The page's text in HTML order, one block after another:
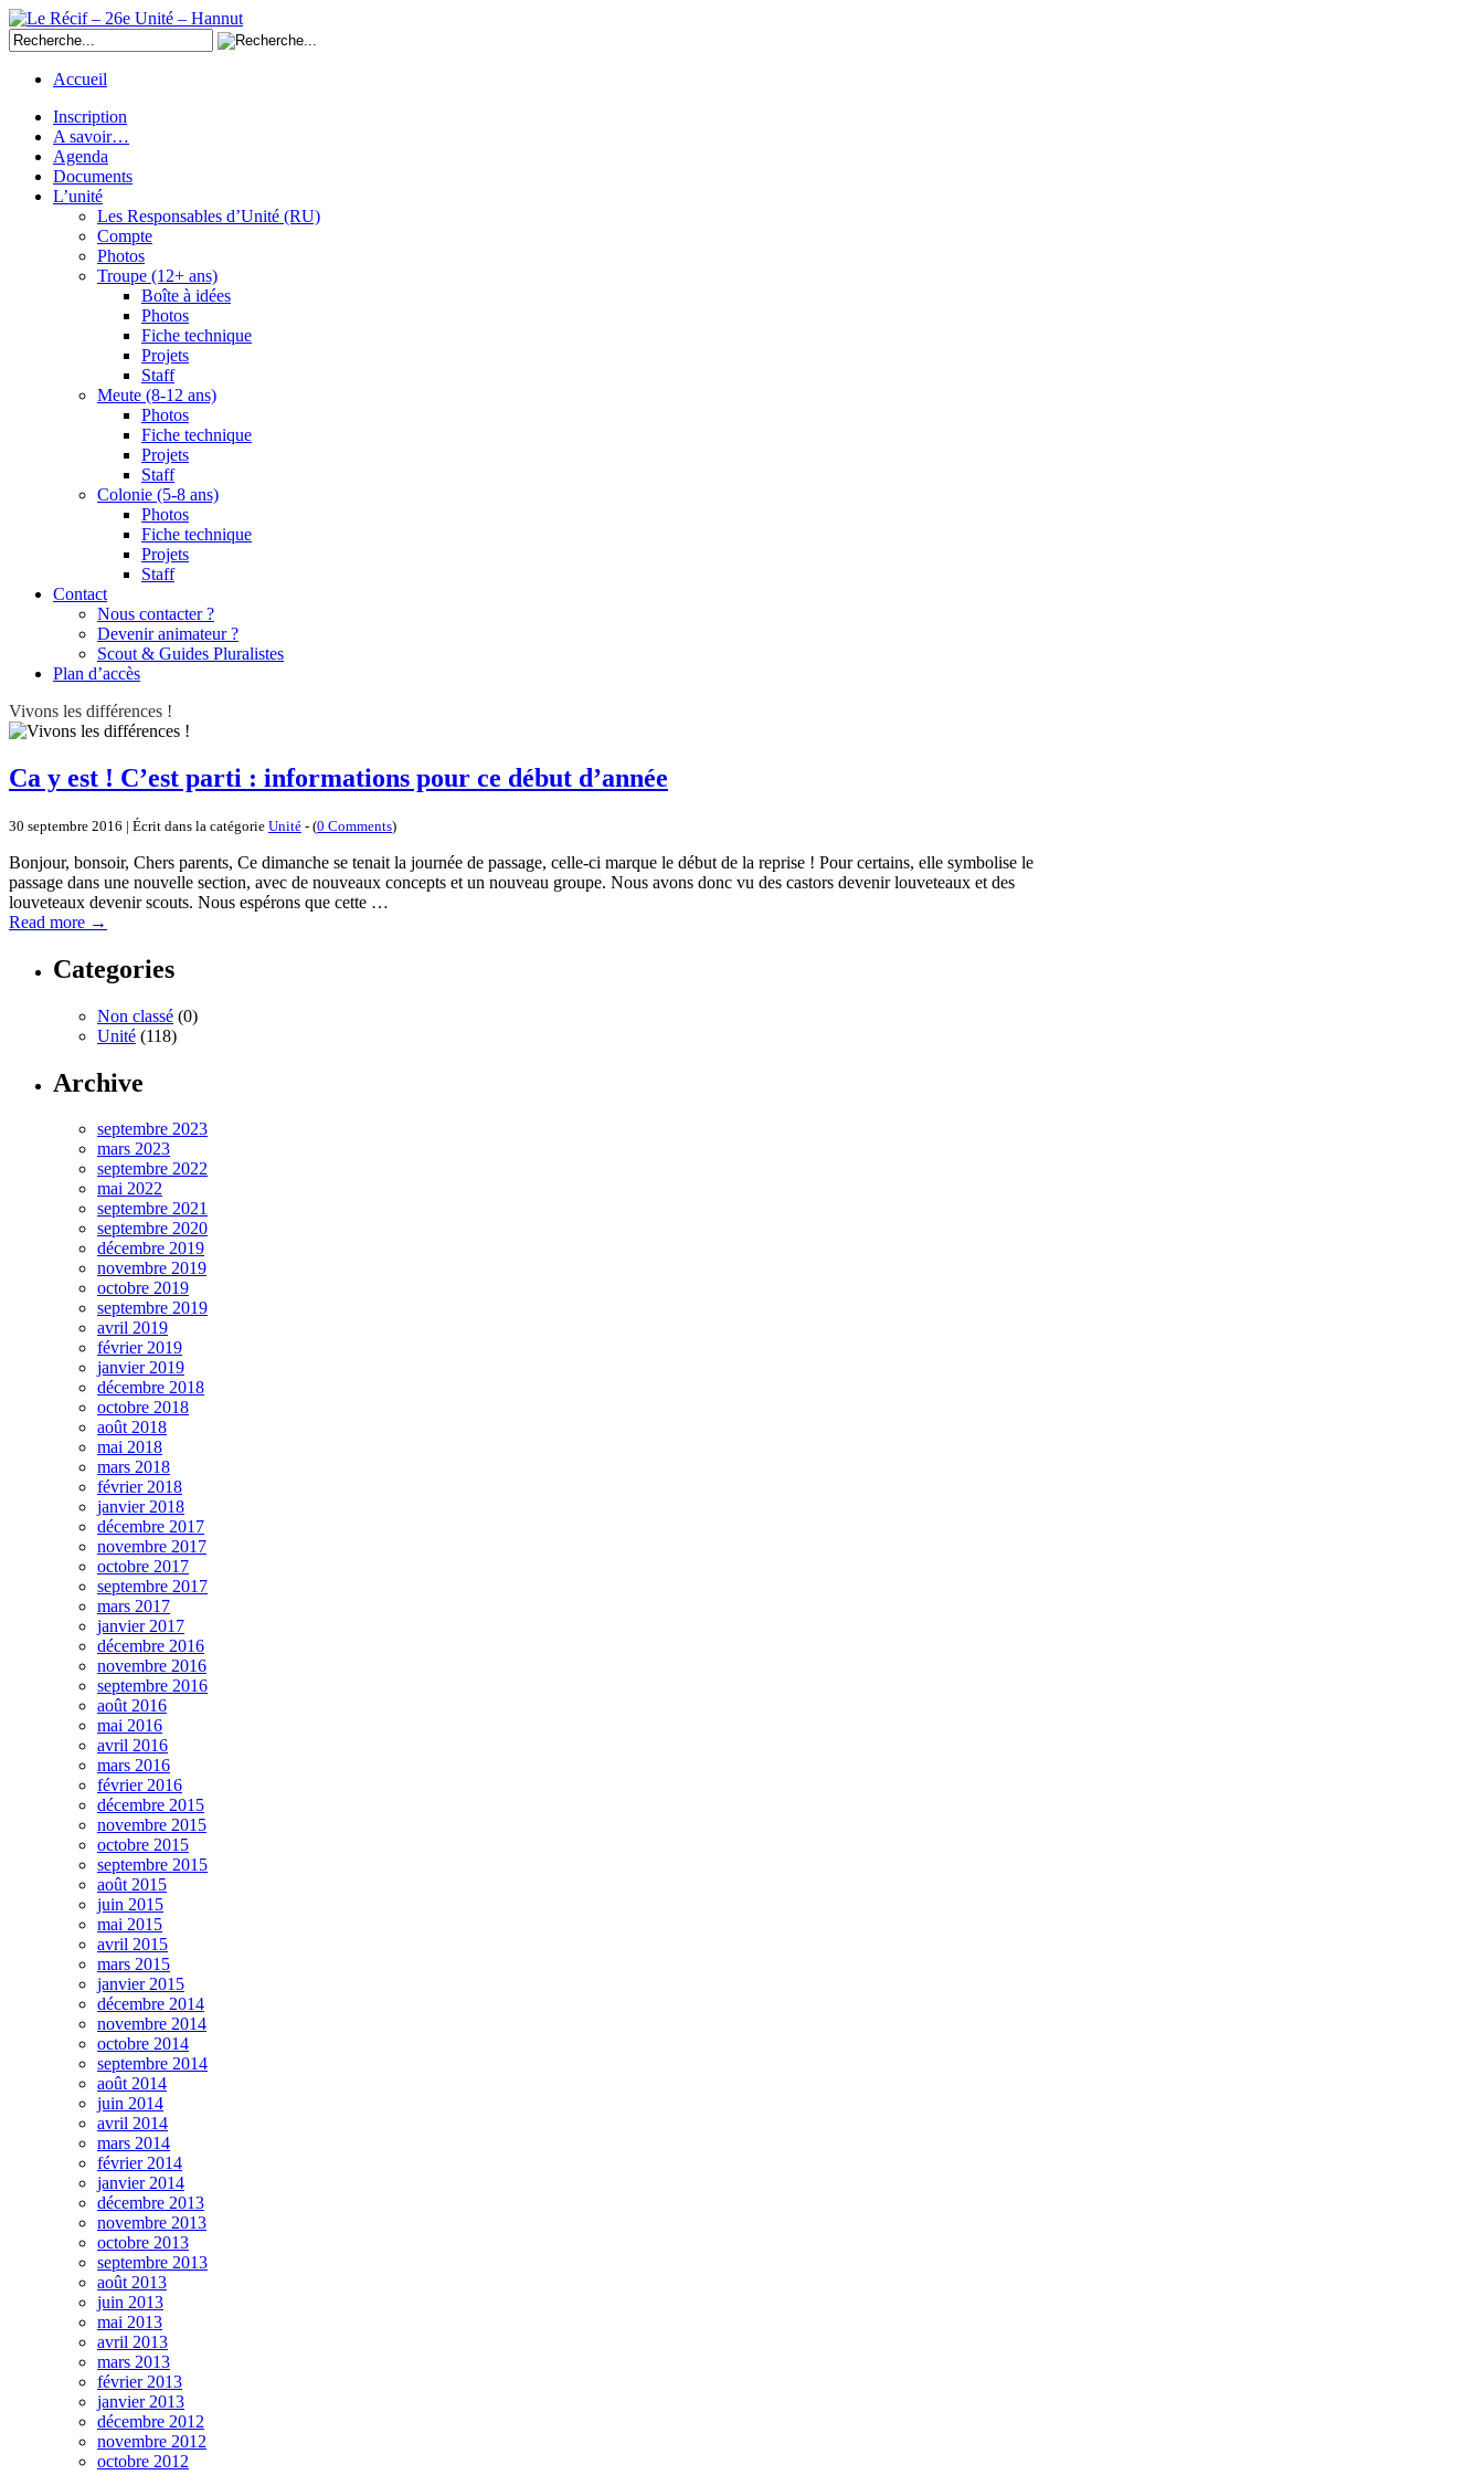
Accueil
Inscription
A savoir…
Agenda
Documents
L’unité
Les Responsables d’Unité (RU)
Compte
Photos
Troupe (12+ ans)
Boîte à idées
Photos
Fiche technique
Projets
Staff
Meute (8-12 ans)
Photos
Fiche technique
Projets
Staff
Colonie (5-8 ans)
Photos
Fiche technique
Projets
Staff
Contact
Nous contacter ?
Devenir animateur ?
Scout & Guides Pluralistes
Plan d’accès
Vivons les différences !
Ca y est ! C’est parti : informations pour ce début d’année
30 septembre 2016 | Écrit dans la catégorie Unité - (0 Comments)
Bonjour, bonsoir, Chers parents, Ce dimanche se tenait la journée de passage, celle-ci marque le début de la reprise ! Pour certains, elle symbolise le
passage dans une nouvelle section, avec de nouveaux concepts et un nouveau groupe. Nous avons donc vu des castors devenir louveteaux et des
louveteaux devenir scouts. Nous espérons que cette …
Read more →
Categories
Non classé (0)
Unité (118)
Archive
septembre 2023
mars 2023
septembre 2022
mai 2022
septembre 2021
septembre 2020
décembre 2019
novembre 2019
octobre 2019
septembre 2019
avril 2019
février 2019
janvier 2019
décembre 2018
octobre 2018
août 2018
mai 2018
mars 2018
février 2018
janvier 2018
décembre 2017
novembre 2017
octobre 2017
septembre 2017
mars 2017
janvier 2017
décembre 2016
novembre 2016
septembre 2016
août 2016
mai 2016
avril 2016
mars 2016
février 2016
décembre 2015
novembre 2015
octobre 2015
septembre 2015
août 2015
juin 2015
mai 2015
avril 2015
mars 2015
janvier 2015
décembre 2014
novembre 2014
octobre 2014
septembre 2014
août 2014
juin 2014
avril 2014
mars 2014
février 2014
janvier 2014
décembre 2013
novembre 2013
octobre 2013
septembre 2013
août 2013
juin 2013
mai 2013
avril 2013
mars 2013
février 2013
janvier 2013
décembre 2012
novembre 2012
octobre 2012